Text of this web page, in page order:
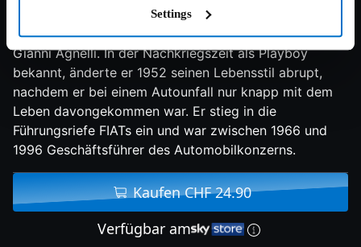
Settings
Dokumentation über den italienischen Industriellen
Gianni Agnelli. In der Nachkriegszeit als Playboy
bekannt, änderte er 1952 seinen Lebensstil abrupt,
nachdem er bei einem Autounfall nur knapp mit dem
Leben davongekommen war. Er stieg in die
Führungsriefe FIATs ein und war zwischen 1966 und
1996 Geschäftsführer des Automobilkonzerns.
Kaufen CHF 24.90
Verfügbar am